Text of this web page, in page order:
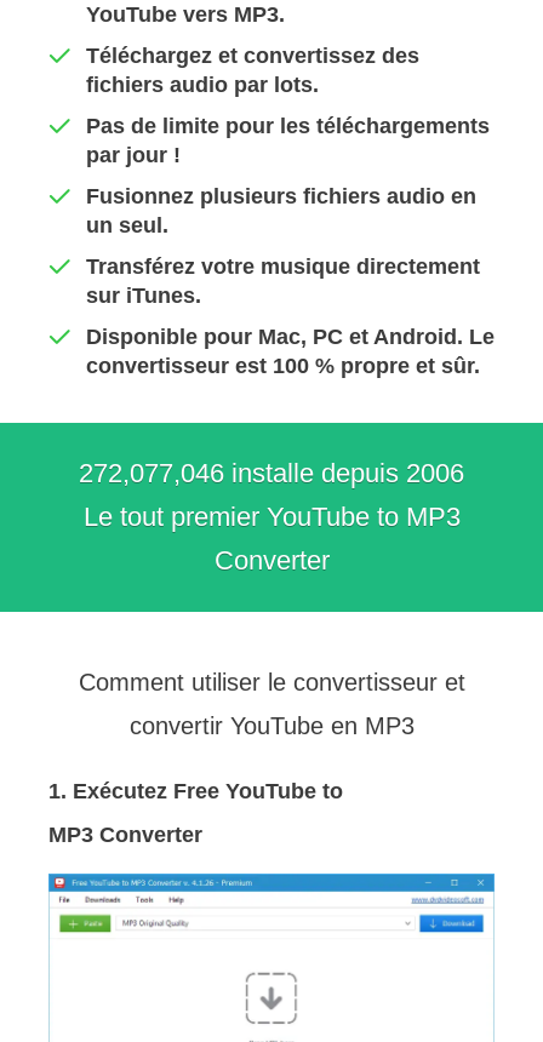
YouTube vers MP3.
Téléchargez et convertissez des
fichiers audio par lots.
Pas de limite pour les téléchargements
par jour !
Fusionnez plusieurs fichiers audio en
un seul.
Transférez votre musique directement
sur iTunes.
Disponible pour Mac, PC et Android. Le
convertisseur est 100 % propre et sûr.
272,077,055 installe depuis 2006
Le tout premier YouTube to MP3
Converter
Comment utiliser le convertisseur et
convertir YouTube en MP3
1. Exécutez Free YouTube to
MP3 Converter